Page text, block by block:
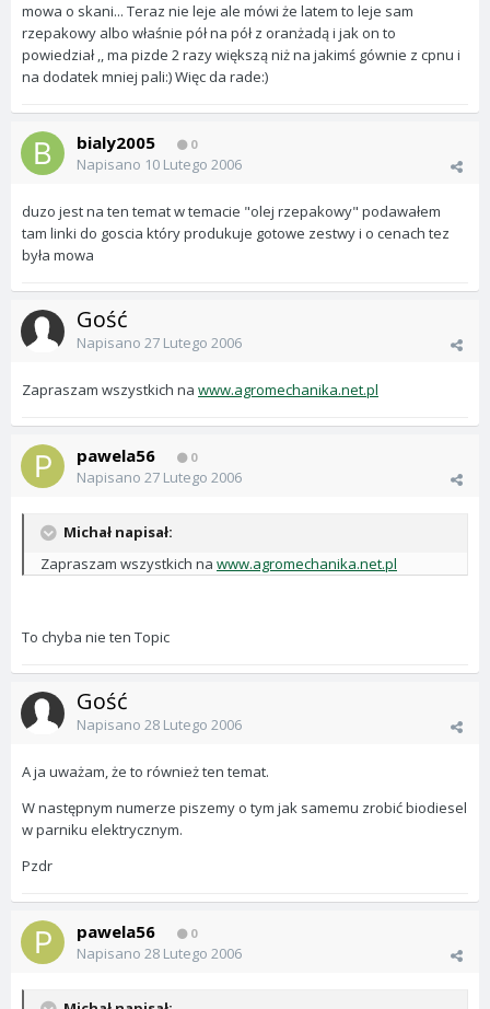
mowa o skani... Teraz nie leje ale mówi że latem to leje sam
rzepakowy albo właśnie pół na pół z oranżadą i jak on to
powiedział ,, ma pizde 2 razy większą niż na jakimś gównie z cpnu i
na dodatek mniej pali:) Więc da rade:)
bialy2005 0
Napisano 10 Lutego 2006
duzo jest na ten temat w temacie "olej rzepakowy" podawałem
tam linki do goscia który produkuje gotowe zestwy i o cenach tez
była mowa
Gość
Napisano 27 Lutego 2006
Zapraszam wszystkich na www.agromechanika.net.pl
pawela56 0
Napisano 27 Lutego 2006
Michał napisał:
Zapraszam wszystkich na www.agromechanika.net.pl
To chyba nie ten Topic
Gość
Napisano 28 Lutego 2006
A ja uważam, że to również ten temat.
W następnym numerze piszemy o tym jak samemu zrobić biodiesel
w parniku elektrycznym.
Pzdr
pawela56 0
Napisano 28 Lutego 2006